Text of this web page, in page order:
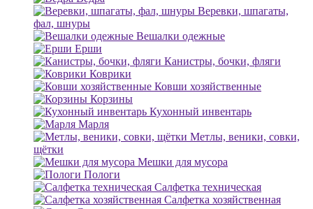
Веревки, шпагаты,
фал, шнуры
Вешалки одежные
Ерши
Канистры, бочки, фляги
Коврики
Ковши хозяйственные
Корзины
Кухонный инвентарь
Марля
Метлы, веники, совки,
щётки
Мешки для мусора
Пологи
Салфетка техническая
Салфетка хозяйственная